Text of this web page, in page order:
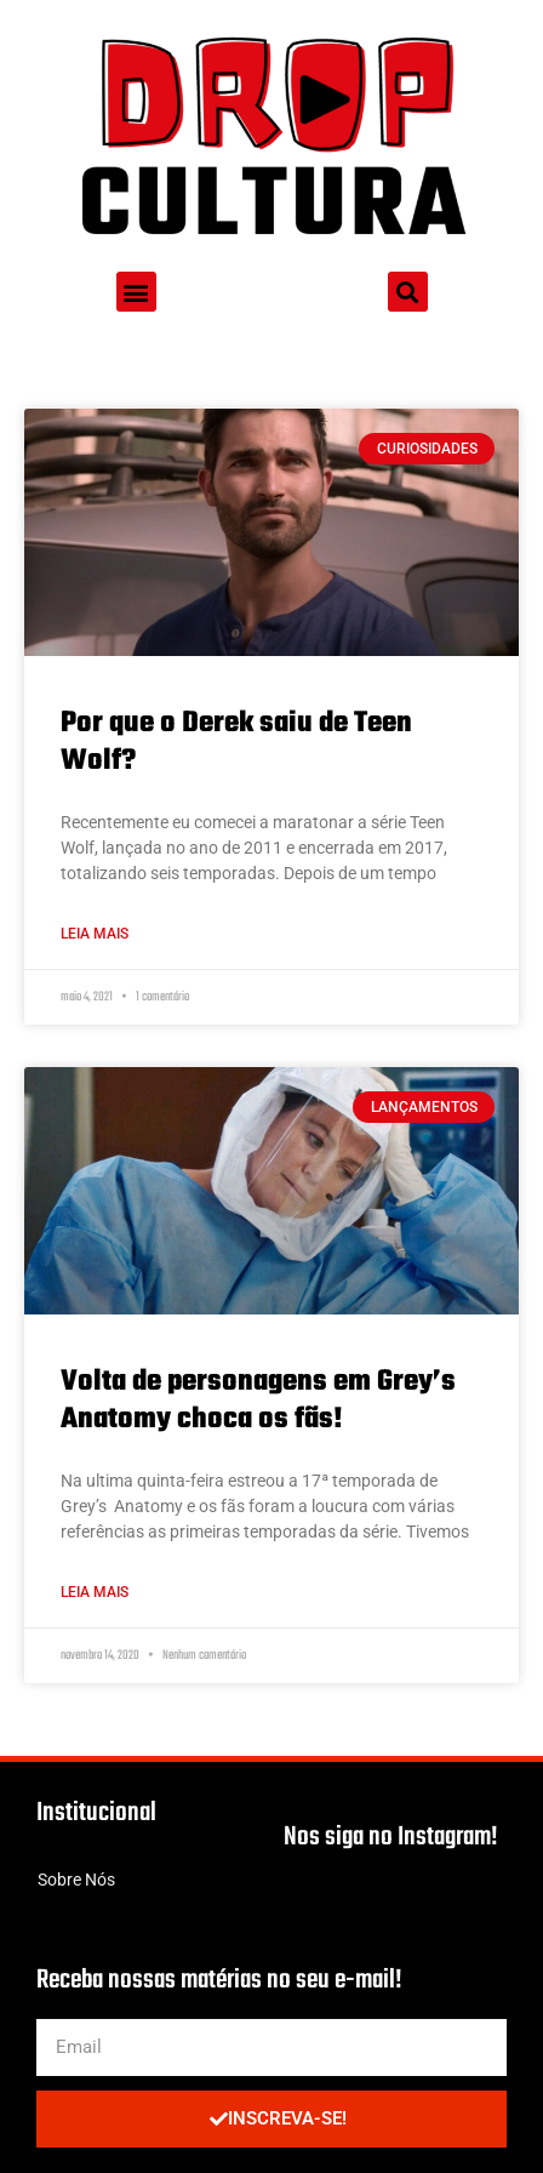
CURIOSIDADES
Por que o Derek saiu de Teen
Wolf?
Recentemente eu comecei a maratonar a série Teen
Wolf, lançada no ano de 2011 e encerrada em 2017,
totalizando seis temporadas. Depois de um tempo
LEIA MAIS
maio 4, 2021 1 comentário
LANÇAMENTOS
Volta de personagens em Grey’s
Anatomy choca os fãs!
Na ultima quinta-feira estreou a 17ª temporada de
Grey’s Anatomy e os fãs foram a loucura com várias
referências as primeiras temporadas da série. Tivemos
LEIA MAIS
novembro 14, 2020 Nenhum comentário
Institucional
Sobre Nós
Nos siga no Instagram!
Receba nossas matérias no seu e-mail!
INSCREVA-SE!